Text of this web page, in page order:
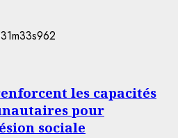
les capacités
pour
sociale